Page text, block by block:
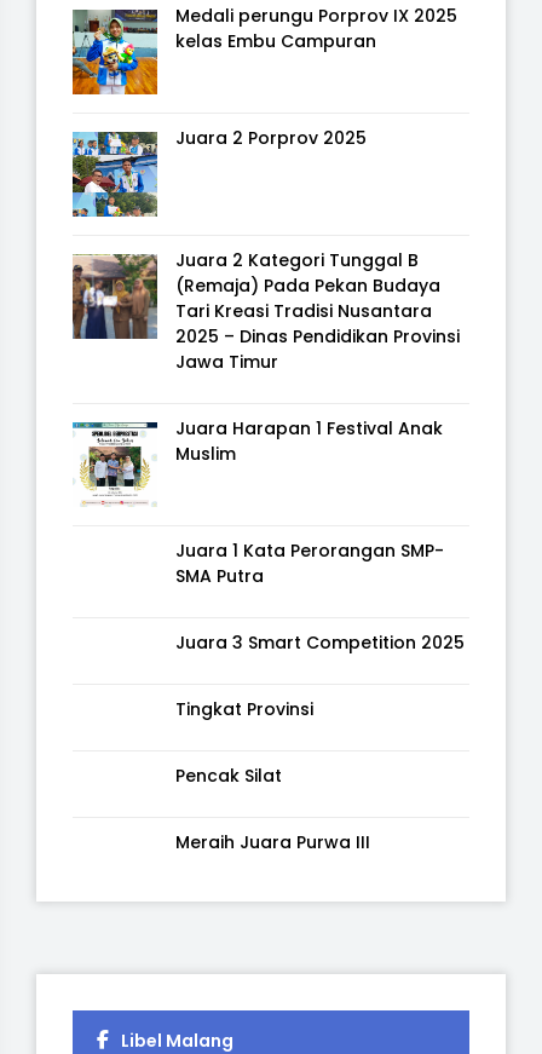
Medali perungu Porprov IX 2025
kelas Embu Campuran
Juara 2 Porprov 2025
Juara 2 Kategori Tunggal B
(Remaja) Pada Pekan Budaya
Tari Kreasi Tradisi Nusantara
2025 – Dinas Pendidikan Provinsi
Jawa Timur
Juara Harapan 1 Festival Anak
Muslim
Juara 1 Kata Perorangan SMP-
SMA Putra
Juara 3 Smart Competition 2025
Tingkat Provinsi
Pencak Silat
Meraih Juara Purwa III
Libel Malang